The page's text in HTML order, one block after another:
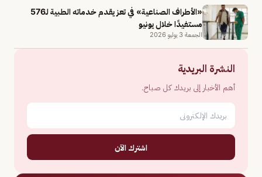
«الأطراف الصناعية» في تعز يقدم خدماته الطبية لـ576
مستفيدًا خلال يونيو
الجمعة 3 يوليو 2026
النشرة البريدية
أهم الأخبار إلى بريدك كل صباح.
اشترك الآن